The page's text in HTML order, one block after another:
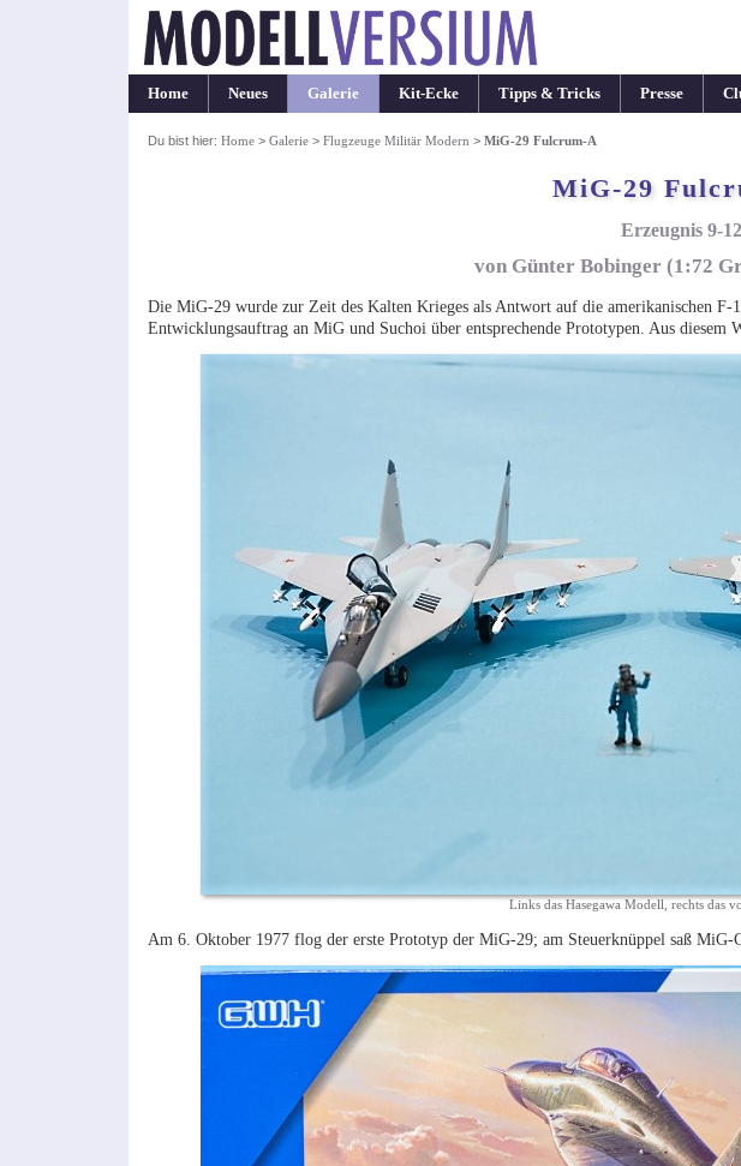
Home Neues Galerie Kit-Ecke Tipps & Tricks Presse
Du bist hier: Home> Galerie> Flugzeuge Militär Modern > MiG-29 Fulcrum-A
MiG-29
Erzeugnis 9-12
von Günter Bobinger (1:72
Die MiG-29 wurde zur Zeit des Kalten Krieges als Antwort auf die amerikanischen
Entwicklungsauftrag an MiG und Suchoi über entsprechende Prototypen. Aus diesem
Links das Hasegawa Modell, rechts das
Am 6. Oktober 1977 flog der erste Prototyp der MiG-29; am Steuerknüppel saß MiG-